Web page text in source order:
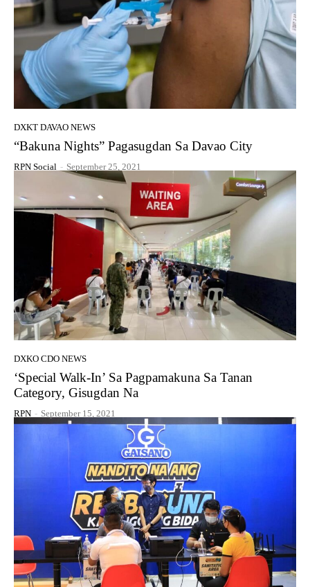
DXKT DAVAO NEWS
“Bakuna Nights” Pagasugdan Sa Davao City
RPN Social - September 25, 2021
DXKO CDO NEWS
‘Special Walk-In’ Sa Pagpamakuna Sa Tanan
Category, Gisugdan Na
RPN - September 15, 2021